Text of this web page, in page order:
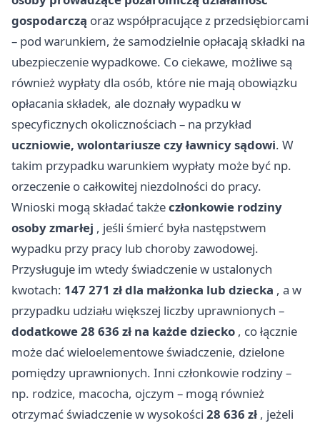
gospodarczą oraz współpracujące z przedsiębiorcami
– pod warunkiem, że samodzielnie opłacają składki na
ubezpieczenie wypadkowe. Co ciekawe, możliwe są
również wypłaty dla osób, które nie mają obowiązku
opłacania składek, ale doznały wypadku w
specyficznych okolicznościach – na przykład
uczniowie, wolontariusze czy ławnicy sądowi. W
takim przypadku warunkiem wypłaty może być np.
orzeczenie o całkowitej niezdolności do pracy.
Wnioski mogą składać takżeczłonkowie rodziny
osoby zmarłej , jeśli śmierć była następstwem
wypadku przy pracy lub choroby zawodowej.
Przysługuje im wtedy świadczenie w ustalonych
kwotach: 147 271 zł dla małżonka lub dziecka , a w
przypadku udziału większej liczby uprawnionych –
dodatkowe 28 636 zł na każde dziecko , co łącznie
może dać wieloelementowe świadczenie, dzielone
pomiędzy uprawnionych. Inni członkowie rodziny –
np. rodzice, macocha, ojczym – mogą również
otrzymać świadczenie w wysokości 28 636 zł , jeżeli